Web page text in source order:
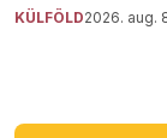
KÜLFÖLD2026. aug.